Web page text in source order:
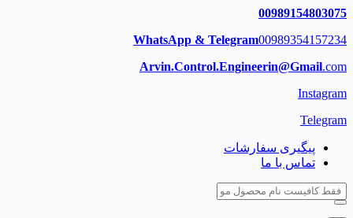
00989154803075
WhatsApp & Telegram00989354157234
Arvin.Control.Engineerin@Gmail.com
Instagram
Telegram
پیگیری سفارشات
تماس با ما